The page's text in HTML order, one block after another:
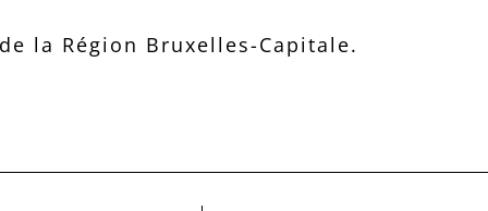
la Région Bruxelles-Capitale.